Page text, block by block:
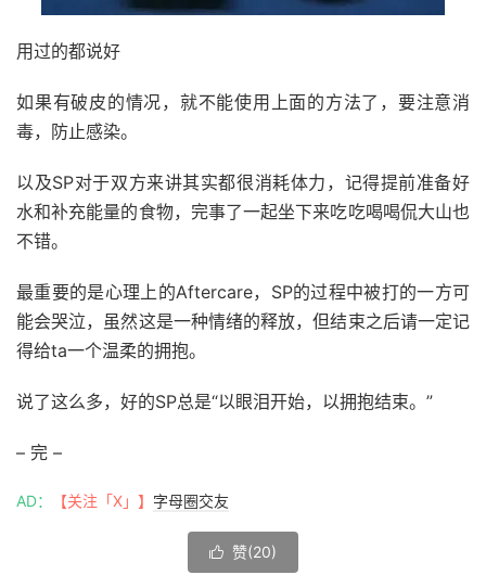
用过的都说好
如果有破皮的情况，就不能使用上面的方法了，要注意消
毒，防止感染。
以及SP对于双方来讲其实都很消耗体力，记得提前准备好
水和补充能量的食物，完事了一起坐下来吃吃喝喝侃大山也
不错。
最重要的是心理上的Aftercare，SP的过程中被打的一方可
能会哭泣，虽然这是一种情绪的释放，但结束之后请一定记
得给ta一个温柔的拥抱。
说了这么多，好的SP总是“以眼泪开始，以拥抱结束。”
– 完 –
AD： 【关注「X」】 字母圈交友
 赞(20)